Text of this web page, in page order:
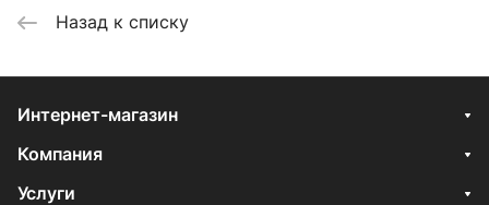
Назад к списку
Интернет-магазин
Компания
Услуги